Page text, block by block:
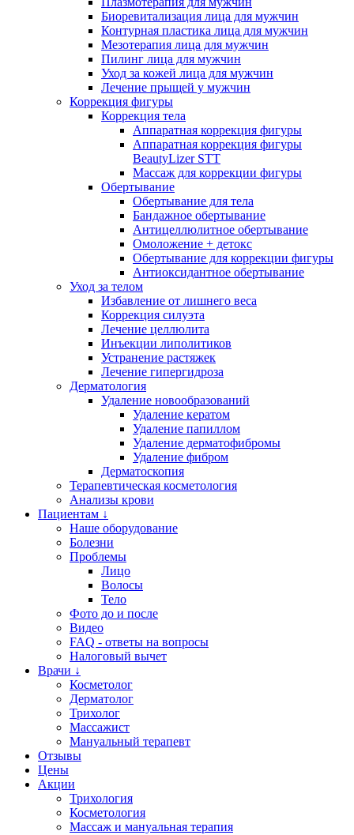
Биоревитализация лица для мужчин
Контурная пластика лица для мужчин
Мезотерапия лица для мужчин
Пилинг лица для мужчин
Уход за кожей лица для мужчин
Лечение прыщей у мужчин
Коррекция фигуры
Коррекция тела
Аппаратная коррекция фигуры
Аппаратная коррекция фигуры
BeautyLizer STT
Массаж для коррекции фигуры
Обертывание
Обертывание для тела
Бандажное обертывание
Антицеллюлитное обертывание
Омоложение + детокс
Обертывание для коррекции фигуры
Антиоксидантное обертывание
Уход за телом
Избавление от лишнего веса
Коррекция силуэта
Лечение целлюлита
Инъекции липолитиков
Устранение растяжек
Лечение гипергидроза
Дерматология
Удаление новообразований
Удаление кератом
Удаление папиллом
Удаление дерматофибромы
Удаление фибром
Дерматоскопия
Терапевтическая косметология
Анализы крови
Пациентам ↓
Наше оборудование
Болезни
Проблемы
Лицо
Волосы
Тело
Фото до и после
Видео
FAQ - ответы на вопросы
Налоговый вычет
Врачи ↓
Косметолог
Дерматолог
Трихолог
Массажист
Мануальный терапевт
Отзывы
Цены
Акции
Трихология
Косметология
Массаж и мануальная терапия